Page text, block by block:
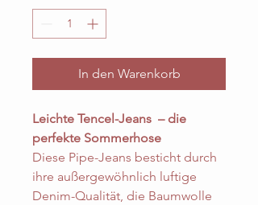
In den Warenkorb
Leichte Tencel-Jeans – die
perfekte Sommerhose
Diese Pipe-Jeans besticht durch
ihre außergewöhnlich luftige
Denim-Qualität, die Baumwolle